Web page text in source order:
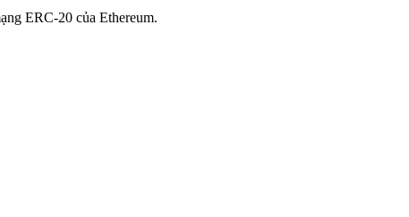
ERC-20 của Ethereum.